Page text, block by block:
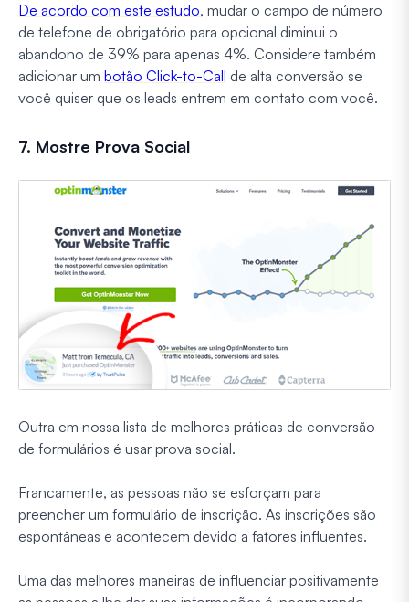
De acordo com este estudo, mudar o campo de número
de telefone de obrigatório para opcional diminui o
abandono de 39% para apenas 4%. Considere também
adicionar um botão Click-to-Call de alta conversão se
você quiser que os leads entrem em contato com você.
7. Mostre Prova Social
Outra em nossa lista de melhores práticas de conversão
de formulários é usar prova social.
Francamente, as pessoas não se esforçam para
preencher um formulário de inscrição. As inscrições são
espontâneas e acontecem devido a fatores influentes.
Uma das melhores maneiras de influenciar positivamente